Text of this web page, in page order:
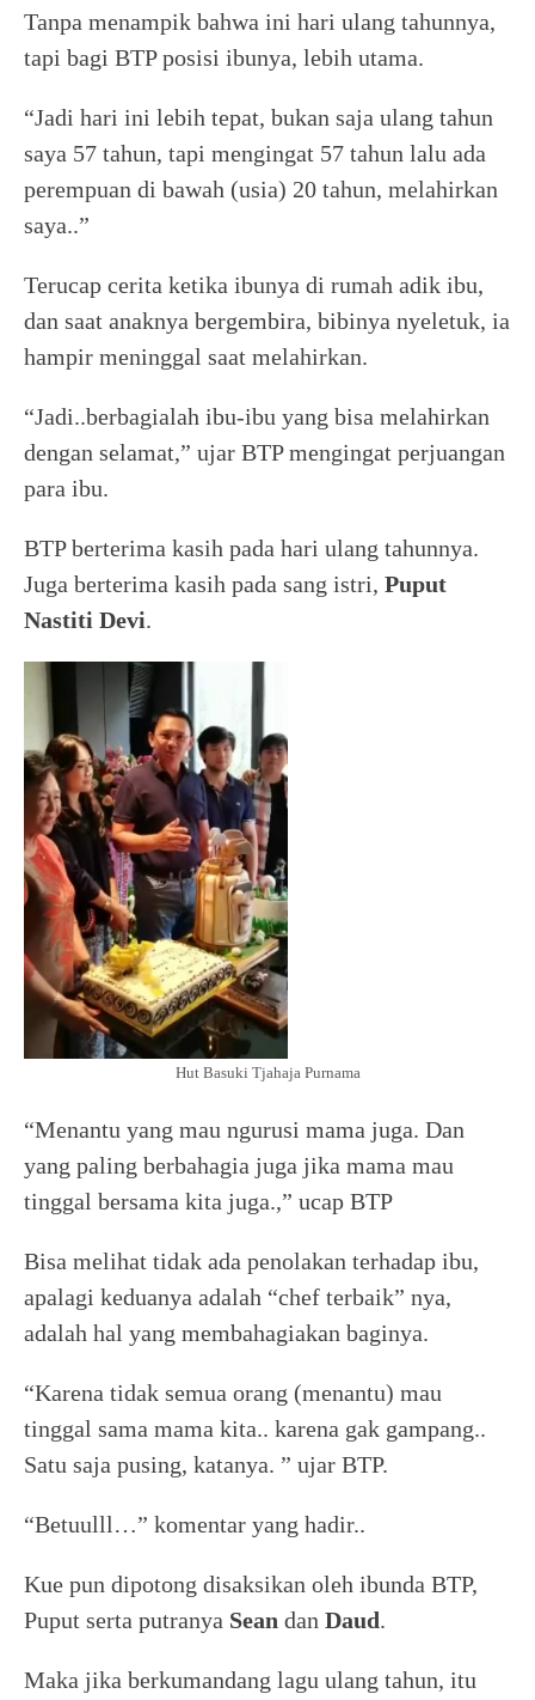
Tanpa menampik bahwa ini hari ulang tahunnya,
tapi bagi BTP posisi ibunya, lebih utama.
“Jadi hari ini lebih tepat, bukan saja ulang tahun
saya 57 tahun, tapi mengingat 57 tahun lalu ada
perempuan di bawah (usia) 20 tahun, melahirkan
saya..”
Terucap cerita ketika ibunya di rumah adik ibu,
dan saat anaknya bergembira, bibinya nyeletuk, ia
hampir meninggal saat melahirkan.
“Jadi..berbagialah ibu-ibu yang bisa melahirkan
dengan selamat,” ujar BTP mengingat perjuangan
para ibu.
BTP berterima kasih pada hari ulang tahunnya.
Juga berterima kasih pada sang istri, Puput
Nastiti Devi.
Hut Basuki Tjahaja Purnama
“Menantu yang mau ngurusi mama juga. Dan
yang paling berbahagia juga jika mama mau
tinggal bersama kita juga.,” ucap BTP
Bisa melihat tidak ada penolakan terhadap ibu,
apalagi keduanya adalah “chef terbaik” nya,
adalah hal yang membahagiakan baginya.
“Karena tidak semua orang (menantu) mau
tinggal sama mama kita.. karena gak gampang..
Satu saja pusing, katanya. ” ujar BTP.
“Betuulll…” komentar yang hadir..
Kue pun dipotong disaksikan oleh ibunda BTP,
Puput serta putranya Sean dan Daud.
Maka jika berkumandang lagu ulang tahun, itu